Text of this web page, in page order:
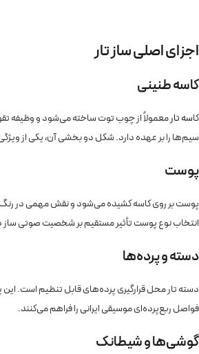
اجزای اصلی ساز تار
کاسه طنینی
کاسه تارمعمولاً از چوب توت ساخته می‌شود و وظیفه
سیم‌ها را بر عهده دارد. شکل دو بخشی آن، یکی از
پوست
پوست بر روی کاسه کشیده می‌شود و نقش مهمی در
انتخاب نوع پوست تأثیر مستقیم بر شخصیت صوتی ساز
دسته و پرده‌ها
دسته تار محل قرارگیری پرده‌های قابل تنظیم است. این
فواصل ربع‌پرده‌ای موسیقی ایرانی را فراهم می‌کنند.
گوشی‌ها و شیطانک